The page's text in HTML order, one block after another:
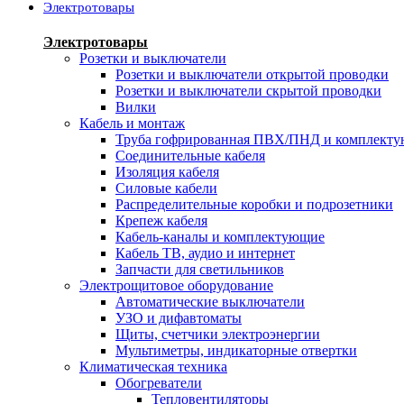
Электротовары
Электротовары
Розетки и выключатели
Розетки и выключатели открытой проводки
Розетки и выключатели скрытой проводки
Вилки
Кабель и монтаж
Труба гофрированная ПВХ/ПНД и
Соединительные кабеля
Изоляция кабеля
Силовые кабели
Распределительные коробки и подрозетники
Крепеж кабеля
Кабель-каналы и комплектующие
Кабель ТВ, аудио и интернет
Запчасти для светильников
Электрощитовое оборудование
Автоматические выключатели
УЗО и дифавтоматы
Щиты, счетчики электроэнергии
Мультиметры, индикаторные отвертки
Климатическая техника
Обогреватели
Тепловентиляторы